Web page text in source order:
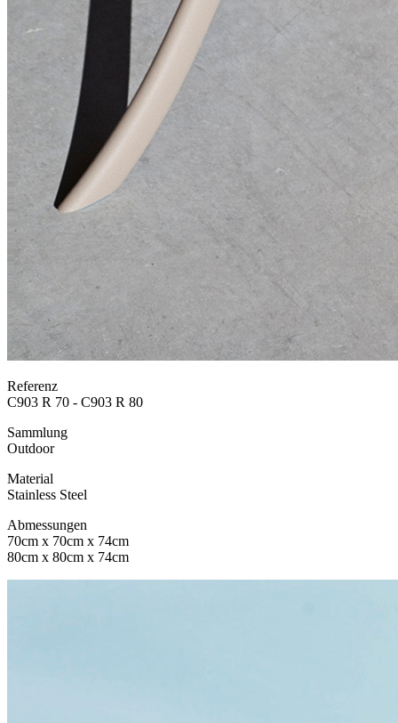
Referenz
C903 R 70 - C903 R 80
Sammlung
Outdoor
Material
Stainless Steel
Abmessungen
70cm x 70cm x 74cm
80cm x 80cm x 74cm